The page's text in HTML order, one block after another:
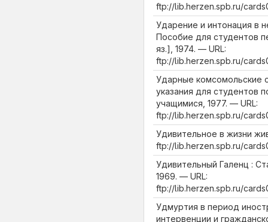
ftp://lib.herzen.spb.ru/
Ударение и интонация в
Пособие для студентов
яз.], 1974. — URL:
ftp://lib.herzen.spb.ru/
Ударные комсомольские
указания для студентов
учащимися, 1977. — URL:
ftp://lib.herzen.spb.ru/
Удивительное в жизни
ftp://lib.herzen.spb.ru/
Удивительный Галенц :
1969. — URL:
ftp://lib.herzen.spb.ru/
Удмуртия в период
интервенции и